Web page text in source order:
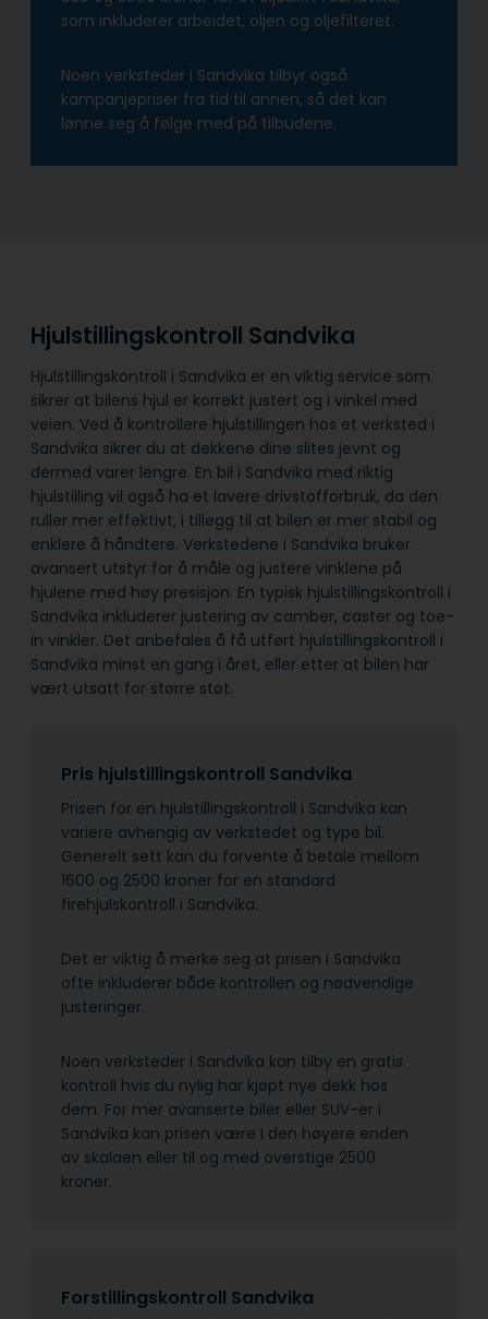
som inkluderer arbeidet, oljen og oljefilteret.
Noen verksteder i Sandvika tilbyr også
kampanjepriser fra tid til annen, så det kan
lønne seg å følge med på tilbudene.
Hjulstillingskontroll Sandvika
Hjulstillingskontroll i Sandvika er en viktig service som
sikrer at bilens hjul er korrekt justert og i vinkel med
veien. Ved å kontrollere hjulstillingen hos et verksted i
Sandvika sikrer du at dekkene dine slites jevnt og
dermed varer lengre. En bil i Sandvika med riktig
hjulstilling vil også ha et lavere drivstofforbruk, da den
ruller mer effektivt, i tillegg til at bilen er mer stabil og
enklere å håndtere. Verkstedene i Sandvika bruker
avansert utstyr for å måle og justere vinklene på
hjulene med høy presisjon. En typisk hjulstillingskontroll i
Sandvika inkluderer justering av camber, caster og toe-
in vinkler. Det anbefales å få utført hjulstillingskontroll i
Sandvika minst en gang i året, eller etter at bilen har
vært utsatt for større støt.
Pris hjulstillingskontroll Sandvika
Prisen for en hjulstillingskontroll i Sandvika kan
variere avhengig av verkstedet og type bil.
Generelt sett kan du forvente å betale mellom
1600 og 2500 kroner for en standard
firehjulskontroll i Sandvika.
Det er viktig å merke seg at prisen i Sandvika
ofte inkluderer både kontrollen og nødvendige
justeringer.
Noen verksteder i Sandvika kan tilby en gratis
kontroll hvis du nylig har kjøpt nye dekk hos
dem. For mer avanserte biler eller SUV-er i
Sandvika kan prisen være i den høyere enden
av skalaen eller til og med overstige 2500
kroner.
Forstillingskontroll Sandvika